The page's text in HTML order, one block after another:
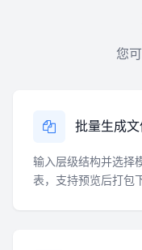
您
批量生成文
输入层级结构并选择
表，支持预览后打包